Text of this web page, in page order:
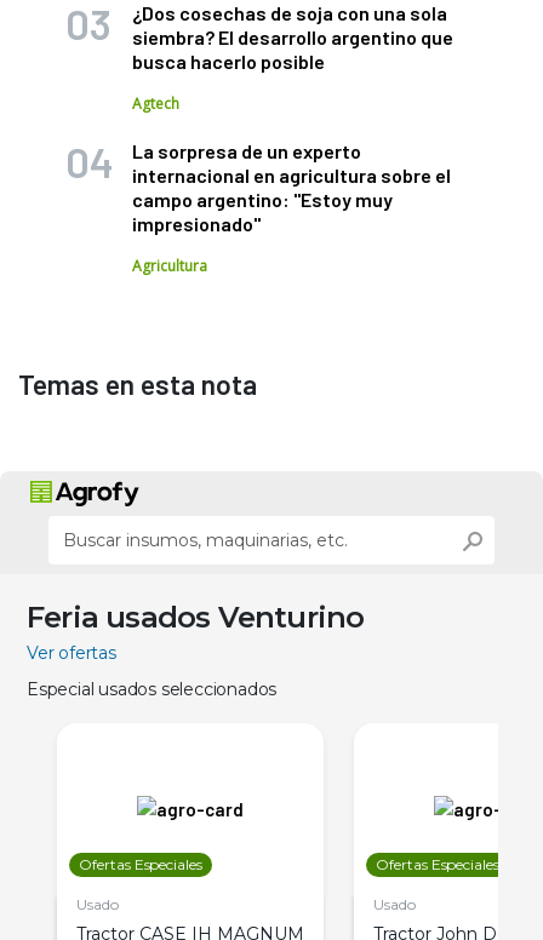
¿Dos cosechas de soja con una sola
siembra? El desarrollo argentino que
busca hacerlo posible
Agtech
La sorpresa de un experto
internacional en agricultura sobre el
campo argentino: "Estoy muy
impresionado"
Agricultura
Temas en esta nota
Feria usados Venturino
Ver ofertas
Especial usados seleccionados
Ofertas Especiales
Usado
Tractor CASE IH MAGNUM
Ofertas Especiales
Usado
Tractor John Deere